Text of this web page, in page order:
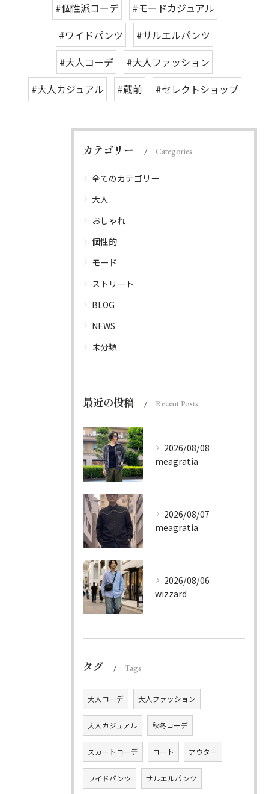
#個性派コーデ
#モードカジュアル
#ワイドパンツ
#サルエルパンツ
#大人コーデ
#大人ファッション
#大人カジュアル
#蔵前 #セレクトショップ
カテゴリー Categories
全てのカテゴリー
大人
おしゃれ
個性的
モード
ストリート
BLOG
NEWS
未分類
最近の投稿 Recent Posts
2026/08/08
meagratia
2026/08/07
meagratia
2026/08/06
wizzard
タグ Tags
大人コーデ 大人ファッション
大人カジュアル 秋冬コーデ
スカートコーデ コート アウター
ワイドパンツ サルエルパンツ